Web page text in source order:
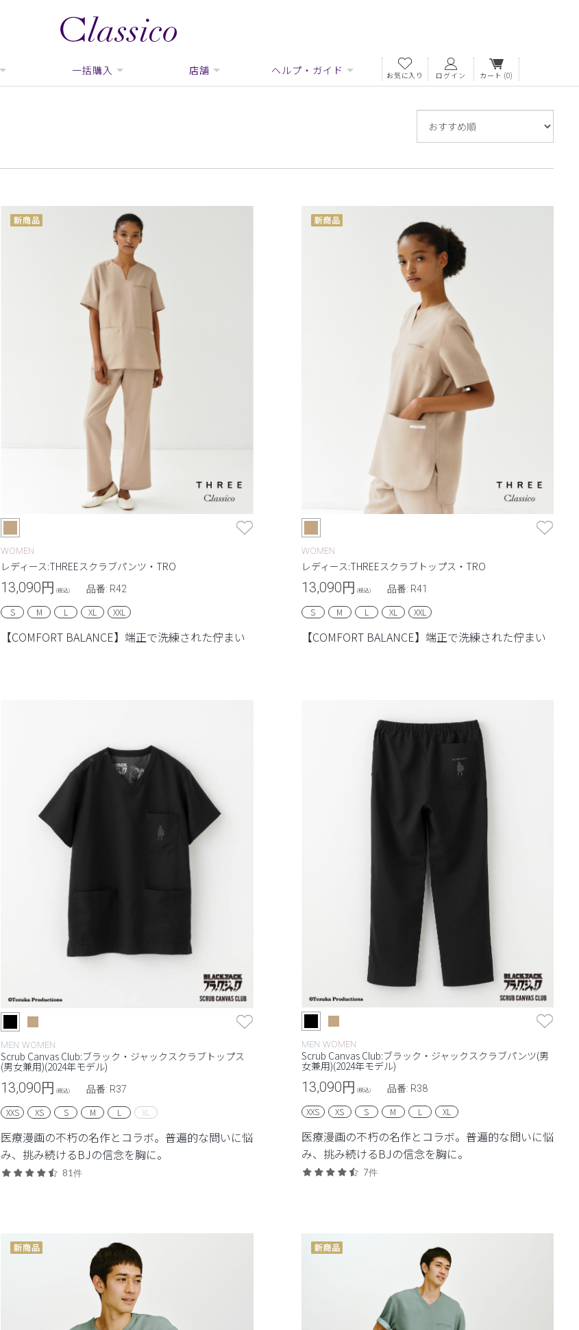
一括購入 店舗 ヘルプ・ガイド お気に入り ログイン カート (0)
替
WOMEN
レディース:THREEスクラブパンツ・TRO
13,090円 (税込) 品番: R42
S M L XL XXL
【COMFORT BALANCE】端正で洗練された佇まい
WOMEN
レディース:THREEスクラブトップス・TRO
13,090円 (税込) 品番: R41
S M L XL XXL
【COMFORT BALANCE】端正で洗練された佇まい
MEN WOMEN
Scrub Canvas Club:ブラック・ジャックスクラブトップス
(男女兼用)(2024年モデル)
13,090円 (税込) 品番: R37
XXS XS S M L XL
医療漫画の不朽の名作とコラボ。普遍的な問いに悩
み、挑み続けるBJの信念を胸に。
81件
MEN WOMEN
Scrub Canvas Club:ブラック・ジャックスクラブパンツ(男
女兼用)(2024年モデル)
13,090円 (税込) 品番: R38
XXS XS S M L XL
医療漫画の不朽の名作とコラボ。普遍的な問いに悩
み、挑み続けるBJの信念を胸に。
7件